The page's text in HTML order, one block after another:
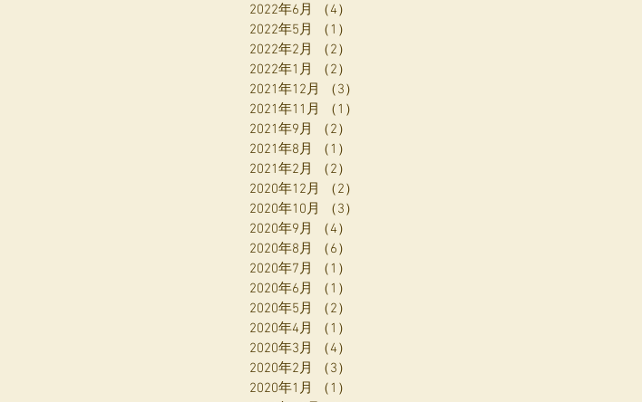
2022年6月
（4）
2022年5月
（1）
2022年2月
（2）
2022年1月
（2）
2021年12月
（3）
2021年11月
（1）
2021年9月
（2）
2021年8月
（1）
2021年2月
（2）
2020年12月
（2）
2020年10月
（3）
2020年9月
（4）
2020年8月
（6）
2020年7月
（1）
2020年6月
（1）
2020年5月
（2）
2020年4月
（1）
2020年3月
（4）
2020年2月
（3）
2020年1月
（1）